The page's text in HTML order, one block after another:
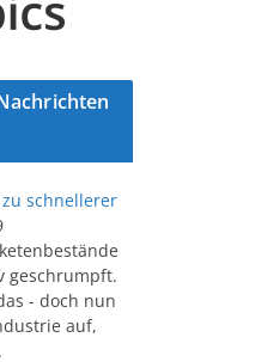
schnellerer
geschrumpft.
- doch nun
auf,